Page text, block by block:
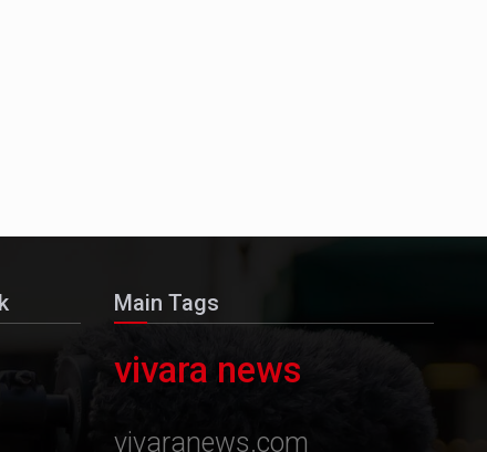
Main Tags
vivara news
vivaranews.com